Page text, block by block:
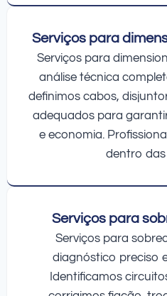
Serviços para
Serviços para
análise técnica
definimos cabos,
adequados para
e economia.
dentro
Serviços para
Serviços para
diagnóstico preciso
Identificamos